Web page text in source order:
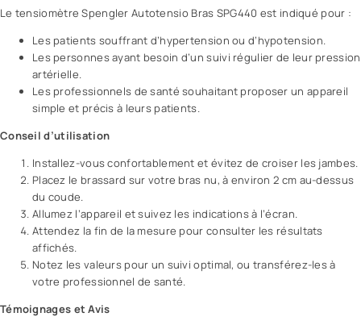
Le tensiomètre Spengler Autotensio Bras SPG440 est indiqué pour :
Les patients souffrant d’hypertension ou d’hypotension.
Les personnes ayant besoin d’un suivi régulier de leur pression
artérielle.
Les professionnels desanté souhaitant proposer un appareil
simple et précis à leurs patients.
Conseil d’utilisation
Installez-vous confortablement et évitez de croiser les jambes.
Placez le brassard sur votre bras nu, à environ 2 cm au-dessus
du coude.
Allumez l’appareil et suivez les indications à l’écran.
Attendez la fin de la mesure pour consulter les résultats
affichés.
Notez les valeurs pour un suivi optimal, ou transférez-les à
votre professionnel de santé.
Témoignages et Avis